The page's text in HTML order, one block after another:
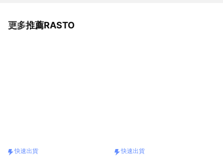
更多推薦RASTO
看更多
快速出貨 快速出貨